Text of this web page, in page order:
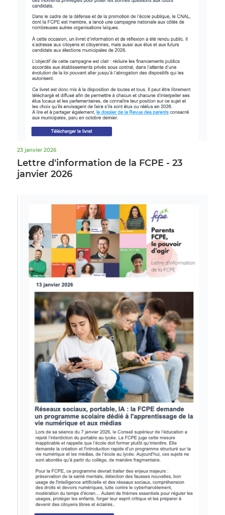
23 janvier 2026
Lettre d'information de la FCPE - 23
janvier 2026